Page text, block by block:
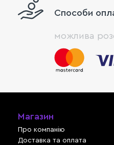
Способи
можлива
Магазин
Про компанію
Доставка та оплата